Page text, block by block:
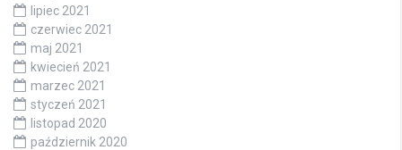
lipiec 2021
czerwiec 2021
maj 2021
kwiecień 2021
marzec 2021
styczeń 2021
listopad 2020
październik 2020